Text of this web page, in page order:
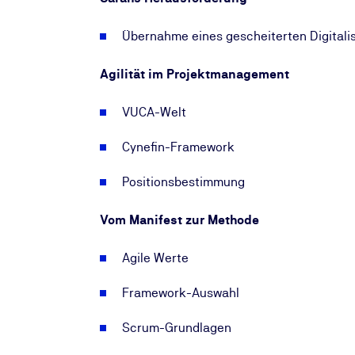
Übernahme eines gescheiterten
Agilität im Projektmanagement
VUCA-Welt
Cynefin-Framework
Positionsbestimmung
Vom Manifest zur Methode
Agile Werte
Framework-Auswahl
Scrum-Grundlagen